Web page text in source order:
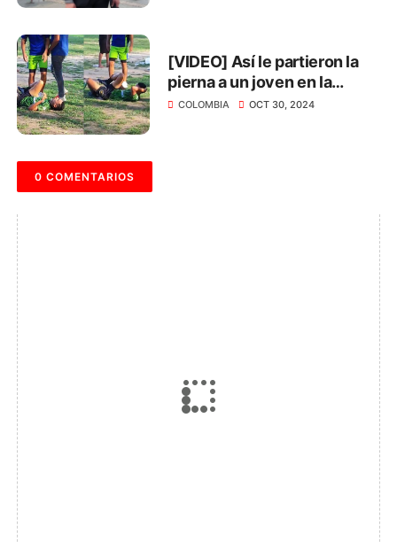
[VIDEO] Así le partieron la
pierna a un joven en la
Universidad del Magdalena
COLOMBIA OCT 30, 2024
0 COMENTARIOS